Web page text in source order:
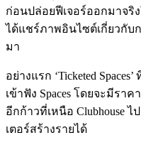
ก่อนปล่อยฟีเจอร์ออกมาจริ
ได้แชร์ภาพอินไซต์เกี่ยวกับ
มา
อย่างแรก ‘Ticketed
เข้าฟัง Spaces โดยจะมีรา
อีกก้าวที่เหนือ Clubhouse
เตอร์สร้างรายได้